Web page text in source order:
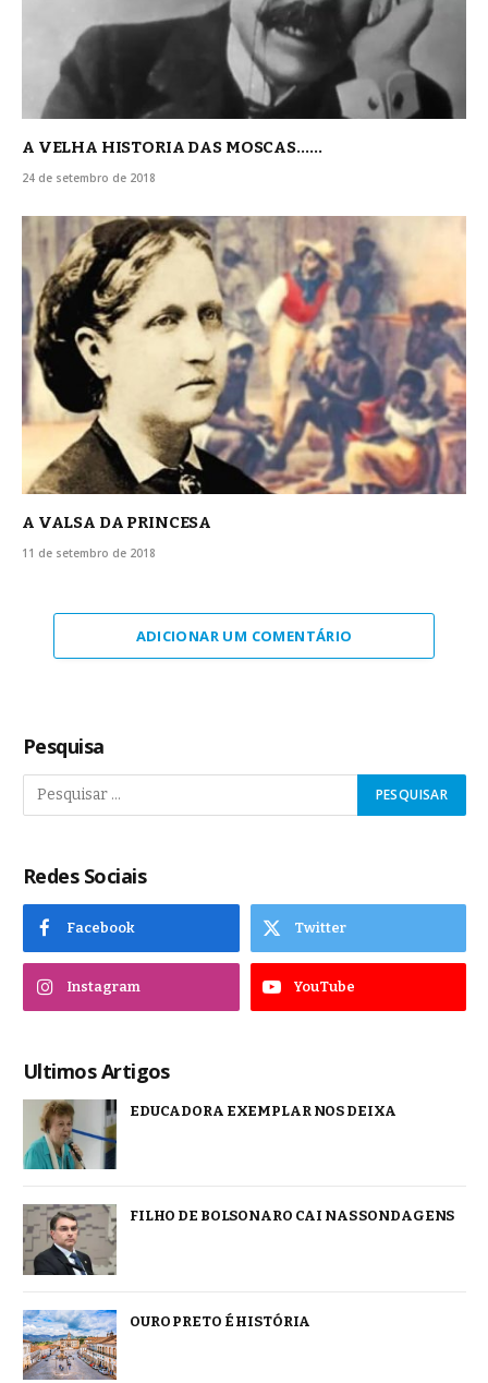
A VELHA HISTORIA DAS MOSCAS……
24 de setembro de 2018
A VALSA DA PRINCESA
11 de setembro de 2018
ADICIONAR UM COMENTÁRIO
Pesquisa
Redes Sociais
Facebook Twitter
Instagram YouTube
Ultimos Artigos
EDUCADORA EXEMPLAR NOS DEIXA
FILHO DE BOLSONARO CAI NAS SONDAGENS
OURO PRETO É HISTÓRIA